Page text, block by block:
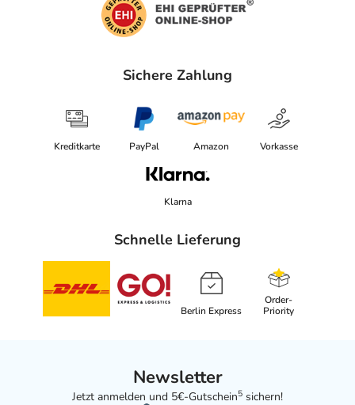
Sichere Zahlung
Kreditkarte PayPal Amazon Vorkasse
Klarna
Schnelle Lieferung
Berlin Express
Order-
Priority
Newsletter
Jetzt anmelden und 5€-Gutschein5 sichern!